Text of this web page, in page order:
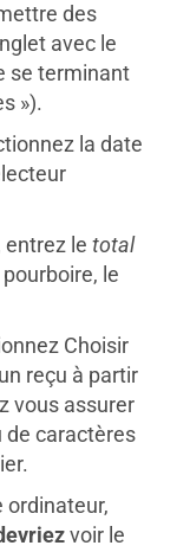
des
avec le
se terminant
»).
la date
entrez le total
le
Choisir
reçu à partir
vous assurer
de caractères
ordinateur,
voir le